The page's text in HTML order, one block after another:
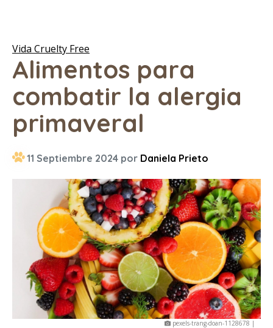
Vida Cruelty Free
Alimentos para
combatir la alergia
primaveral
11 Septiembre 2024 por Daniela Prieto
pexels-trang-doan-1128678 |